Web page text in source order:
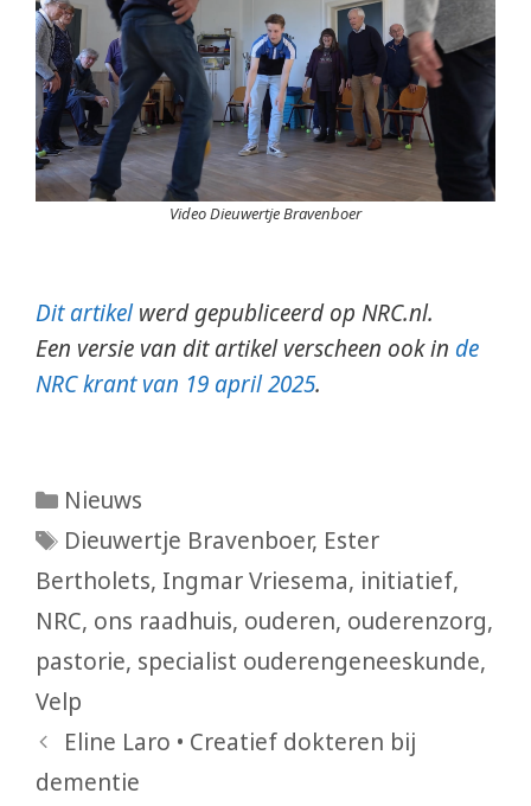
Video Dieuwertje Bravenboer
Dit artikelwerd gepubliceerd op NRC.nl.
Een versie van dit artikel verscheen ook in de
NRC krant van 19 april 2025.
Categorieën
Nieuws
Tags
Dieuwertje Bravenboer, Ester
Bertholets, Ingmar Vriesema, initiatief,
NRC, ons raadhuis, ouderen, ouderenzorg,
pastorie, specialist ouderengeneeskunde,
Velp
Eline Laro • Creatief dokteren bij
dementie